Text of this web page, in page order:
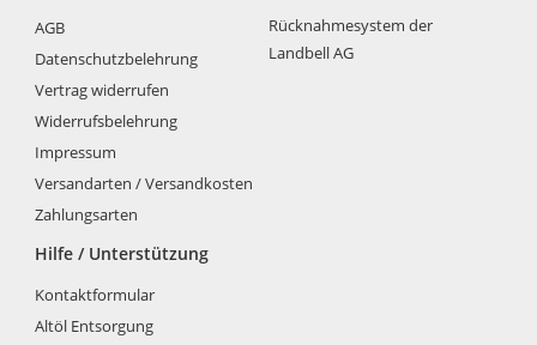
AGB
Datenschutzbelehrung
Vertrag widerrufen
Widerrufsbelehrung
Impressum
Versandarten / Versandkosten
Zahlungsarten
Rücknahmesystem der
Landbell AG
Hilfe / Unterstützung
Kontaktformular
Altöl Entsorgung